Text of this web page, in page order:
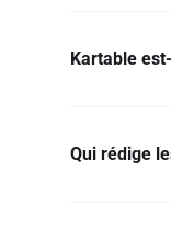
Kartable
Qui rédige